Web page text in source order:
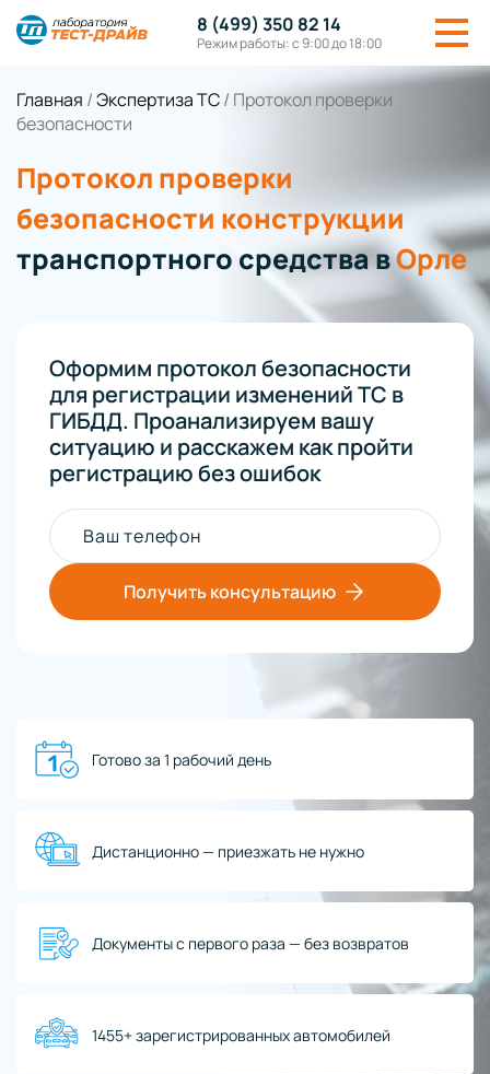
8 (499) 350 82 14
Режим работы: с 9:00 до 18:00
Главная /Экспертиза ТС/ Протокол проверки
безопасности
Протокол проверки
безопасности конструкции
транспортного средства вОрле
Оформим протокол безопасности
для регистрации изменений ТС в
ГИБДД. Проанализируем вашу
ситуацию и расскажем как пройти
регистрацию без ошибок
Ваш телефон
Получить консультацию
Готово за 1 рабочий день
Дистанционно — приезжать не нужно
Документы с первого раза — без возвратов
1455+ зарегистрированных автомобилей